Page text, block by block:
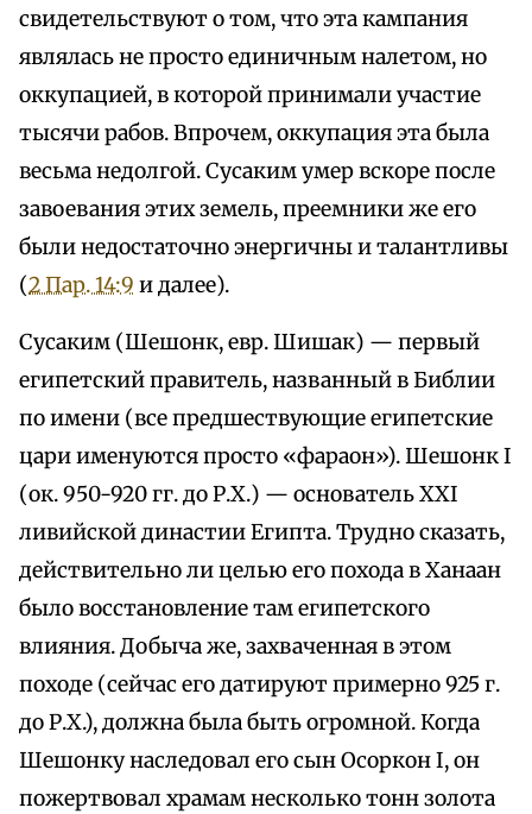
свидетельствуют о том, что эта кампания
являлась не просто единичным налетом, но
оккупацией, в которой принимали участие
тысячи рабов. Впрочем, оккупация эта была
весьма недолгой. Сусаким умер вскоре после
завоевания этих земель, преемники же его
были недостаточно энергичны и талантливы
(2 Пар. 14:9 и далее).
Сусаким (Шешонк, евр. Шишак) — первый
египетский правитель, названный в Библии
по имени (все предшествующие египетские
цари именуются просто «фараон»). Шешонк I
(ок. 950-920 гг. до Р.Х.) — основатель XXI
ливийской династии Египта. Трудно сказать,
действительно ли целью его похода в Ханаан
было восстановление там египетского
влияния. Добыча же, захваченная в этом
походе (сейчас его датируют примерно 925 г.
до Р.Х.), должна была быть огромной. Когда
Шешонку наследовал его сын Осоркон I, он
пожертвовал храмам несколько тонн золота